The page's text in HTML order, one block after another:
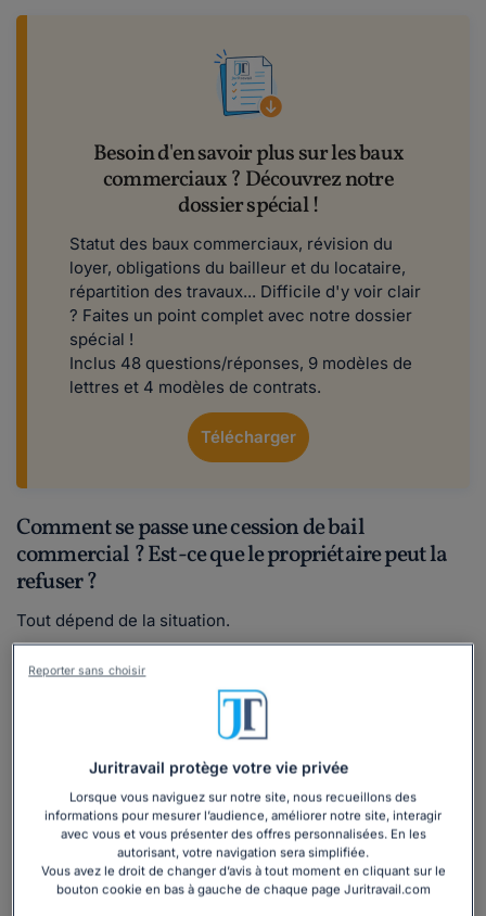
Besoin d'en savoir plus sur les baux
commerciaux ? Découvrez notre
dossier spécial !
Statut des baux commerciaux, révision du
loyer, obligations du bailleur et du locataire,
répartition des travaux... Difficile d'y voir clair
? Faites un point complet avec notre dossier
spécial !
Inclus 48 questions/réponses, 9 modèles de
lettres et 4 modèles de contrats.
Télécharger
Comment se passe une cession de bail
commercial ? Est-ce que le propriétaire peut la
refuser ?
Tout dépend de la situation.
son bail, sous réserve des dispositions conventionnelles
. Dans le cadre de l'application du statut des
baux commerciaux, cette liberté peut en effet être
insérées au contrat de bail. Distinguons les différentes
situations possibles !
Cas prévus par le Code de commerce dans
lesquels le bailleur ne peut pas s'opposer à la
cession du bail par le locataire (cession de
Juritravail protège votre vie privée
Lorsque vous naviguez sur notre site, nous recueillons des
informations pour mesurer l’audience, améliorer notre site, interagir
avec vous et vous présenter des offres personnalisées. En les
autorisant, votre navigation sera simplifiée.
Vous avez le droit de changer d’avis à tout moment en cliquant sur le
bouton cookie en bas à gauche de chaque page Juritravail.com
Reporter sans choisir